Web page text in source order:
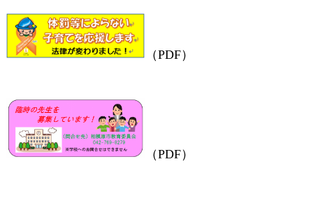
（PDF）
（PDF）